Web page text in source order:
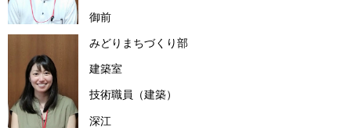
御前
みどりまちづくり部
建築室
技術職員（建築）
深江